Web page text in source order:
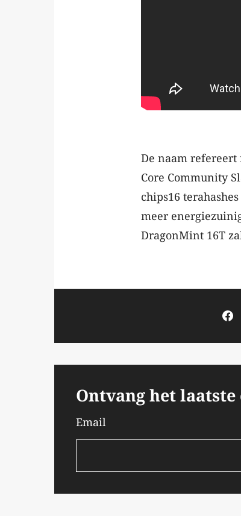
De naam refereert
Core Community
chips16
meer
DragonMint 16T
Ontvang het
Email